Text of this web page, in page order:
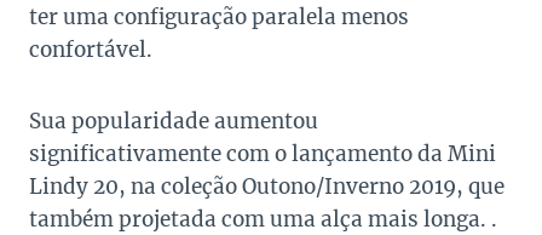
ter uma configuração paralela menos
confortável.
Sua popularidade aumentou
significativamente com o lançamento da Mini
Lindy 20, na coleção Outono/Inverno 2019, que
também projetada com uma alça mais longa. .